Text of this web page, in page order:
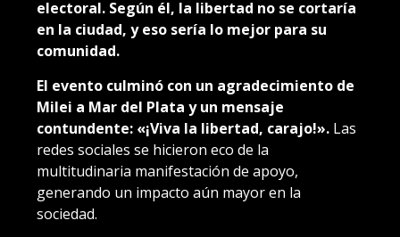
electoral. Según él, la libertad no se cortaría
en la ciudad, y eso sería lo mejor para su
comunidad.
El evento culminó con un agradecimiento de
Milei a Mar del Plata y un mensaje
contundente: «¡Viva la libertad, carajo!». Las
redes sociales se hicieron eco de la
multitudinaria manifestación de apoyo,
generando un impacto aún mayor en la
sociedad.